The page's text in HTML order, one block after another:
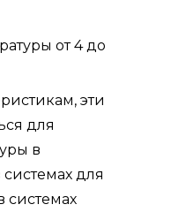
от 4 до
эти
для
в
для
системах